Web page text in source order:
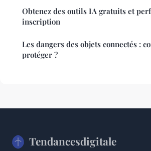
Obtenez des outils IA gratuits et
inscription
Les dangers des objets connectés :
protéger ?
Tendancesdigitale